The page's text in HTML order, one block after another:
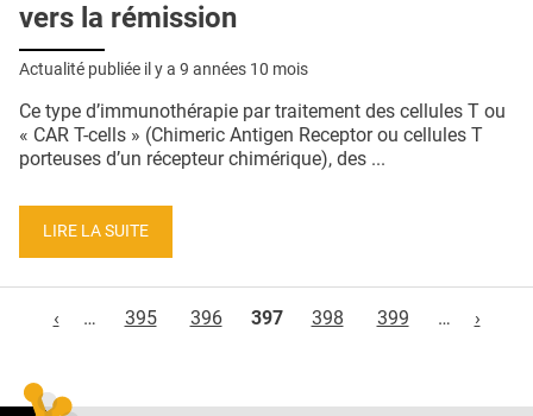
vers la rémission
Actualité publiée il y a 9 années 10 mois
Ce type d’immunothérapie par traitement des cellules T ou
« CAR T-cells » (Chimeric Antigen Receptor ou cellules T
porteuses d’un récepteur chimérique), des ...
LIRE LA SUITE
‹
… 395 396 397 398 399 … ›